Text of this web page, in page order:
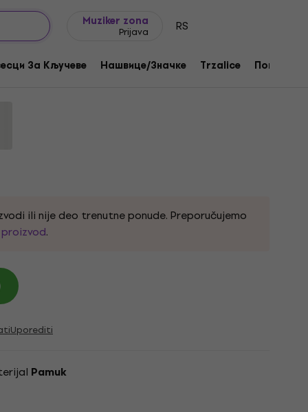
Muziker zona
Prijava RS
За Кључеве Нашвице/Значке Trzalice Поклони
Head White XL Košulja
ili nije deo trenutne ponude. Preporučujemo
.
Uporediti
Pamuk